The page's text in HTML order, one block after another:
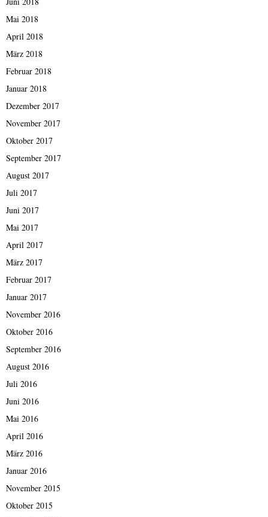
Mai 2018
April 2018
März 2018
Februar 2018
Januar 2018
Dezember 2017
November 2017
Oktober 2017
September 2017
August 2017
Juli 2017
Juni 2017
Mai 2017
April 2017
März 2017
Februar 2017
Januar 2017
November 2016
Oktober 2016
September 2016
August 2016
Juli 2016
Juni 2016
Mai 2016
April 2016
März 2016
Januar 2016
November 2015
Oktober 2015